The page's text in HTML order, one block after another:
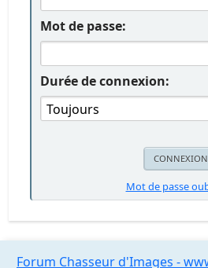
Mot de passe:
Durée de connexion:
Mot de passe
Forum Chasseur d'Images -